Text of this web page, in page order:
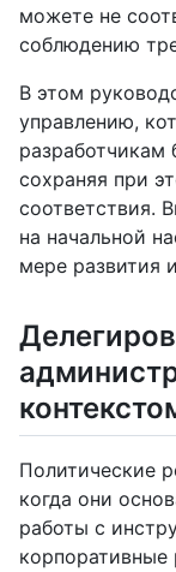
можете не
соблюдению
В этом
управлению,
разработчикам
сохраняя при
соответствия.
на начальной
мере развития
Политические
когда они
работы с
корпоративные